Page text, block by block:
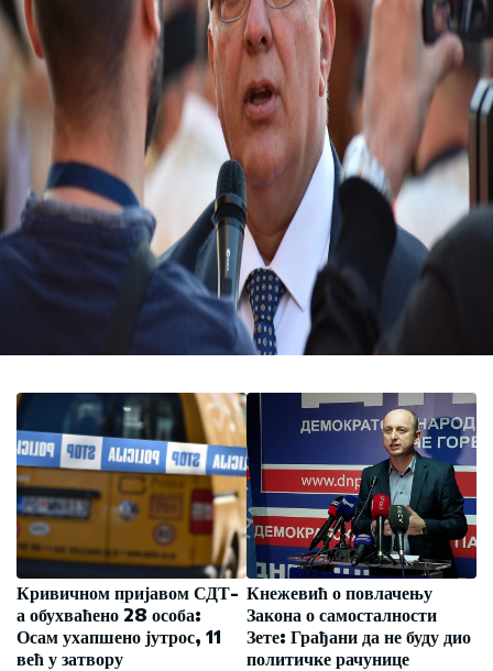
Кривичном пријавом СДТ-
а обухваћено 28 особа:
Осам ухапшено јутрос, 11
већ у затвору
Кнежевић о повлачењу
Закона о самосталности
Зете: Грађани да не буду дио
политичке рачунице